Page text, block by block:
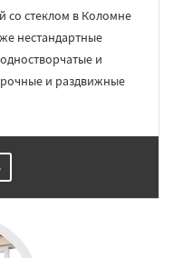
со стеклом в Коломне
нестандартные
и
и раздвижные